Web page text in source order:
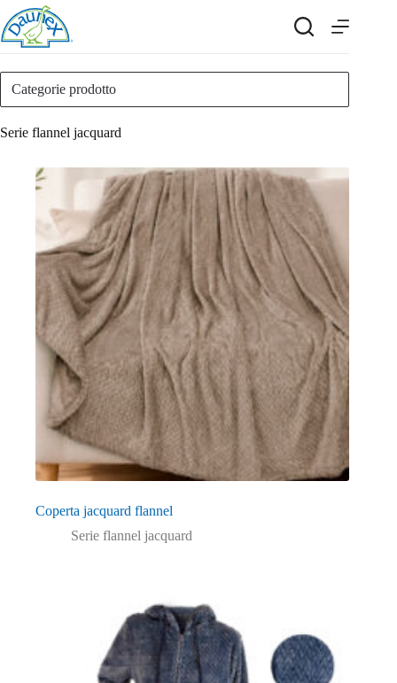
Salta
al
contenuto
Serie flannel jacquard
Coperta jacquard flannel
Serie flannel jacquard
Categorie prodotto